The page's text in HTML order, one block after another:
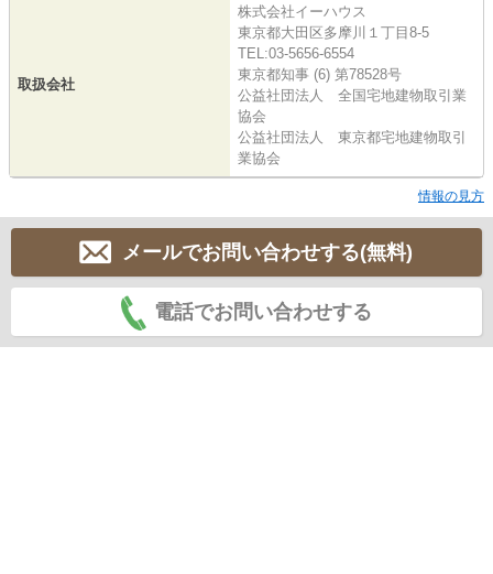
取扱会社
株式会社イーハウス
東京都大田区多摩川１丁目8-5
TEL:03-5656-6554
東京都知事 (6) 第78528号
公益社団法人 全国宅地建物取引業
協会
公益社団法人 東京都宅地建物取引
業協会
情報の見方
メールでお問い合わせする(無料)
電話でお問い合わせする